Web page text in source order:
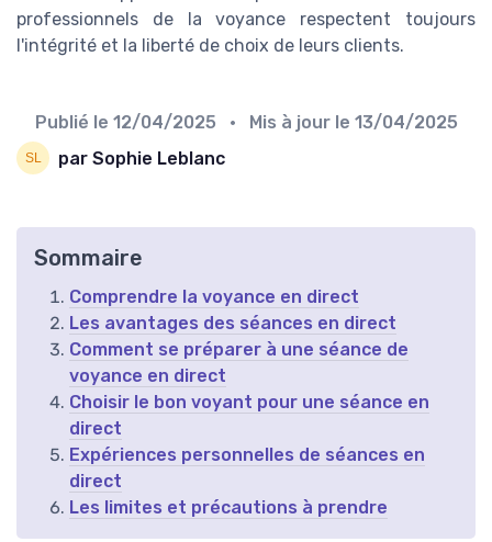
professionnels de la voyance respectent toujours
l'intégrité et la liberté de choix de leurs clients.
Publié le 12/04/2025 • Mis à jour le 13/04/2025
par Sophie Leblanc
Sommaire
Comprendre la voyance en direct
Les avantages des séances en direct
Comment se préparer à une séance de
voyance en direct
Choisir le bon voyant pour une séance en
direct
Expériences personnelles de séances en
direct
Les limites et précautions à prendre